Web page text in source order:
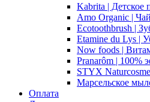
Kabrita | Детское
Amo Organic |
Ecotoothbrush |
Etamine du Lys |
Now foods |
Pranarôm | 100%
STYX
Марсельское
Оплата